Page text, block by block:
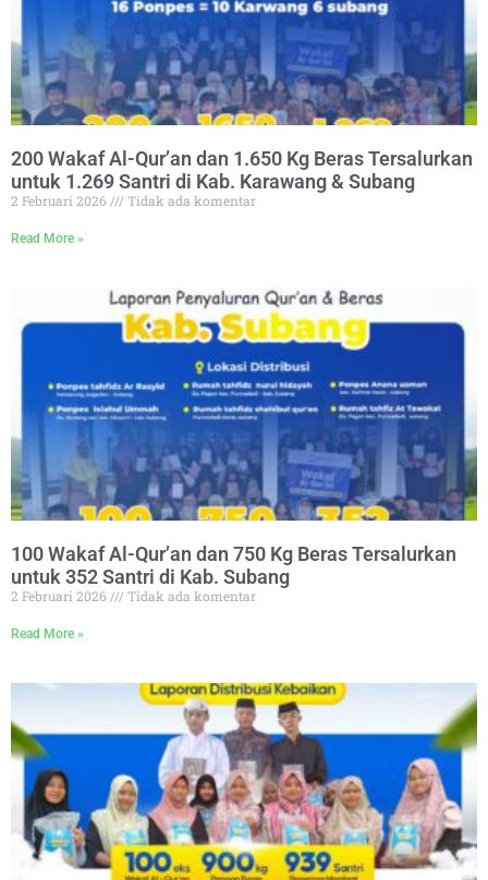
200 Wakaf Al-Qur’an dan 1.650 Kg Beras Tersalurkan
untuk 1.269 Santri di Kab. Karawang & Subang
2 Februari 2026 Tidak ada komentar
Read More »
100 Wakaf Al-Qur’an dan 750 Kg Beras Tersalurkan
untuk 352 Santri di Kab. Subang
2 Februari 2026 Tidak ada komentar
Read More »